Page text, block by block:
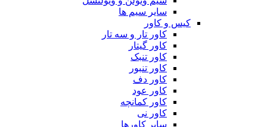
سایر سیم ها
کیس و کاور
کاور تار و سه تار
کاور گیتار
کاور تنبک
کاور تنبور
کاور دف
کاور عود
کاور کمانچه
کاور نی
سایر کاورها